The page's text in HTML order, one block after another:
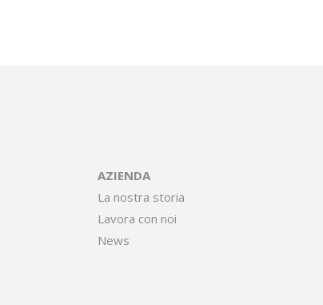
AZIENDA
La nostra storia
Lavora con noi
News